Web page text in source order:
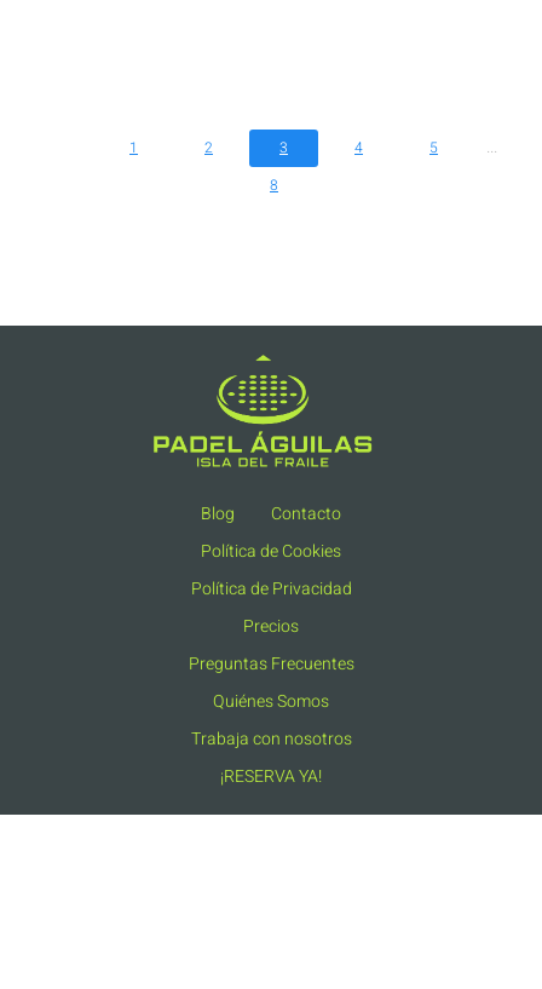
1 2 3 4 5 ...
8
Blog
Contacto
Política de Cookies
Política de Privacidad
Precios
Preguntas Frecuentes
Quiénes Somos
Trabaja con nosotros
¡RESERVA YA!